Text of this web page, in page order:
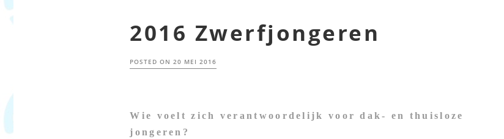
2016 Zwerfjongeren
POSTED ON20 MEI 2016
Wie voelt zich verantwoordelijk voor dak- en thuisloze
jongeren?